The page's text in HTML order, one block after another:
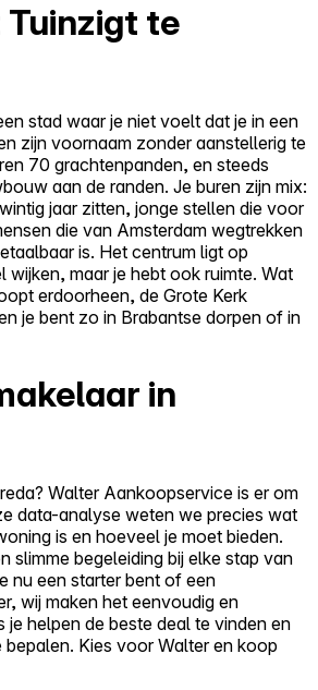
te
stad waar je niet voelt dat je in een
zijn voornaam zonder aanstellerig te
70 grachtenpanden, en steeds
aan de randen. Je buren zijn mix:
jaar zitten, jonge stellen die voor
die van Amsterdam wegtrekken
is. Het centrum ligt op
maar je hebt ook ruimte. Wat
erdoorheen, de Grote Kerk
je bent zo in Brabantse dorpen of in
in
Walter Aankoopservice is er om
data-analyse weten we precies wat
is en hoeveel je moet bieden.
slimme begeleiding bij elke stap van
nu een starter bent of een
wij maken het eenvoudig en
je helpen de beste deal te vinden en
bepalen. Kies voor Walter en koop